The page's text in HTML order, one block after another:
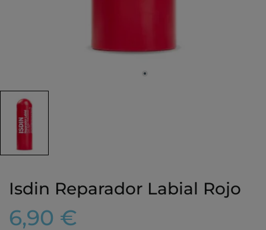
Isdin Reparador Labial Rojo
6,90 €